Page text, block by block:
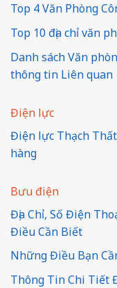
Top 4 Văn Phòng
Top 10 địa chỉ văn
Danh sách Văn
thông tin Liên quan
Điện lực
Điện lực Thạch
hàng
Bưu điện
Địa Chỉ, Số Điện
Điều Cần Biết
Những Điều Bạn
Thông Tin Chi Tiết